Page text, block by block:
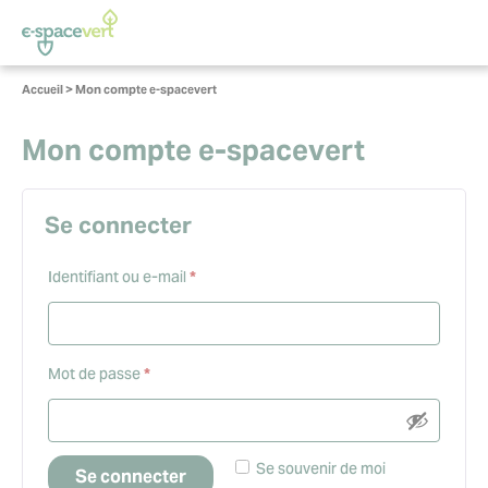
Panneau de gestion des cookies
Vous
Accueil>Mon compte e-spacevert
Mon compte e-spacevert
Se connecter
Identifiant ou e-mail *Obligatoire
Mot de passe*Obligatoire
Se souvenir de moi
Se connecter